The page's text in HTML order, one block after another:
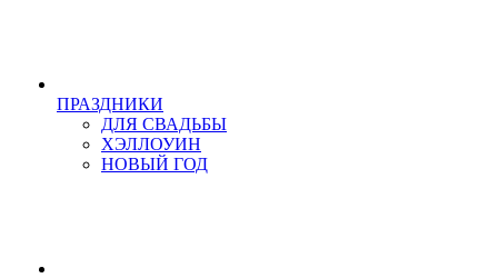
ПРАЗДНИКИ
ДЛЯ СВАДЬБЫ
ХЭЛЛОУИН
НОВЫЙ ГОД